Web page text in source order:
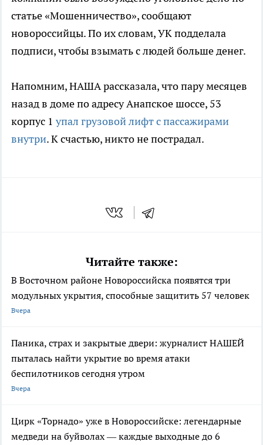
статье «Мошенничество», сообщают
новороссийцы. По их словам, УК подделала
подписи, чтобы взымать с людей больше денег.
Напомним, НАША рассказала, что пару месяцев
назад в доме по адресу Анапское шоссе, 53
корпус 1 упал грузовой лифт с пассажирами
внутри. К счастью, никто не пострадал.
Читайте также:
В Восточном районе Новороссийска появятся три
модульных укрытия, способные защитить 57 человек
Вчера
Паника, страх и закрытые двери: журналист НАШЕЙ
пыталась найти укрытие во время атаки
беспилотников сегодня утром
Вчера
Цирк «Торнадо» уже в Новороссийске: легендарные
медведи на буйволах — каждые выходные до 6